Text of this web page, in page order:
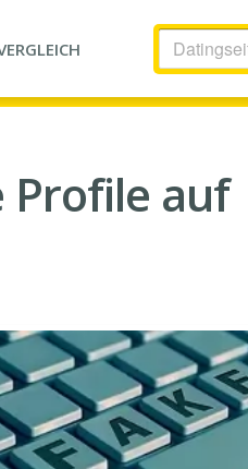
Profile auf